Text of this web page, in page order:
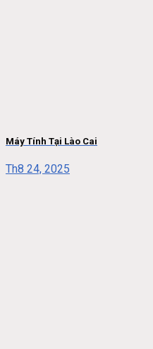
Máy Tính Tại Lào Cai
Th8 24, 2025